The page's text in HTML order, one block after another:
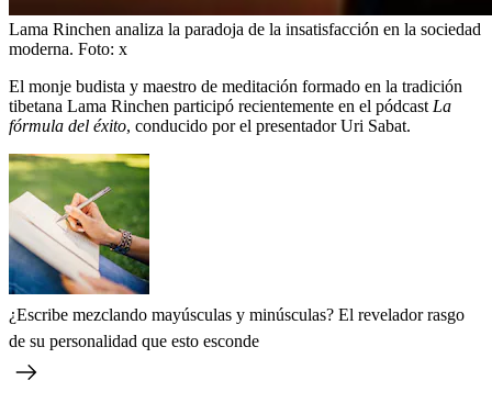
Lama Rinchen analiza la paradoja de la insatisfacción en la sociedad
moderna. Foto: x
El monje budista y maestro de meditación formado en la tradición
tibetana Lama Rinchen participó recientemente en el pódcastLa
fórmula del éxito, conducido por el presentador Uri Sabat.
¿Escribe mezclando mayúsculas y minúsculas? El revelador rasgo
de su personalidad que esto esconde